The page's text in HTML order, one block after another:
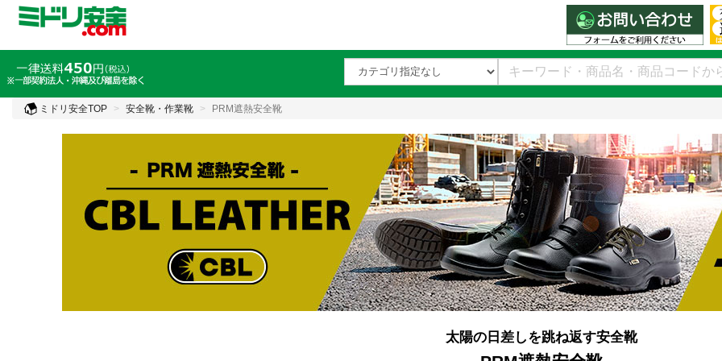
ミドリ安全TOP 安全靴・作業靴 PRM遮熱安全靴
太陽の日差しを跳ね返す安全靴